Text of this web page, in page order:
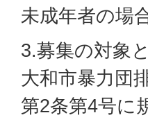
未成年者の場
3.募集の対象
大和市暴力団
第2条第4号に